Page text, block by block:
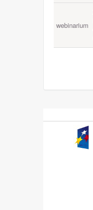
webinarium